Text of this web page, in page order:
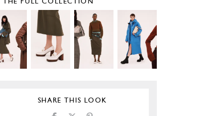
THE FULL COLLECTION
SHARE THIS LOOK